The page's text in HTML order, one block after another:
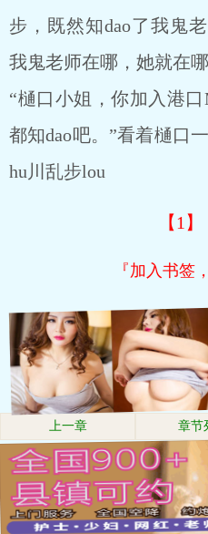
步，既然知dao了我鬼
我鬼老师在哪，她就在哪
“樋口小姐，你加入港
都知dao吧。”看着樋口
hu川乱步lou
【1】
『加入书签
上一章 章节